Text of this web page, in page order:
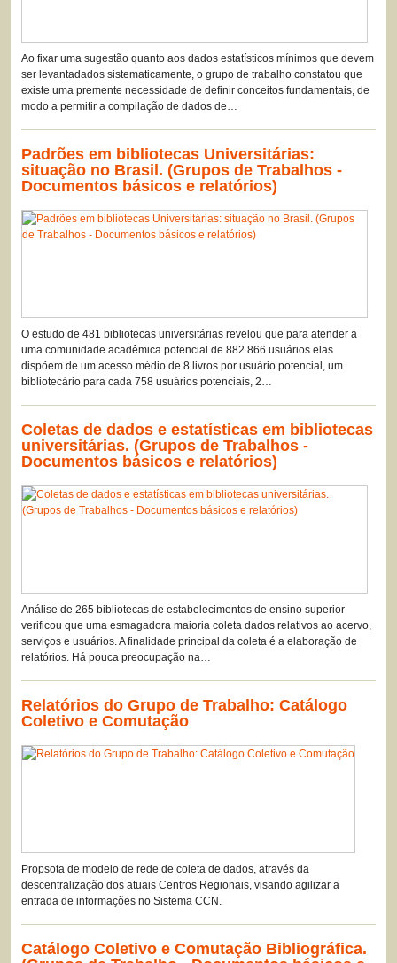
Ao fixar uma sugestão quanto aos dados estatísticos mínimos que devem
ser levantadados sistematicamente, o grupo de trabalho constatou que
existe uma premente necessidade de definir conceitos fundamentais, de
modo a permitir a compilação de dados de…
Padrões em bibliotecas Universitárias:
situação no Brasil. (Grupos de Trabalhos -
Documentos básicos e relatórios)
O estudo de 481 bibliotecas universitárias revelou que para atender a
uma comunidade acadêmica potencial de 882.866 usuários elas
dispõem de um acesso médio de 8 livros por usuário potencial, um
bibliotecário para cada 758 usuários potenciais, 2…
Coletas de dados e estatísticas em bibliotecas
universitárias. (Grupos de Trabalhos -
Documentos básicos e relatórios)
Análise de 265 bibliotecas de estabelecimentos de ensino superior
verificou que uma esmagadora maioria coleta dados relativos ao acervo,
serviços e usuários. A finalidade principal da coleta é a elaboração de
relatórios. Há pouca preocupação na…
Relatórios do Grupo de Trabalho: Catálogo
Coletivo e Comutação
Propsota de modelo de rede de coleta de dados, através da
descentralização dos atuais Centros Regionais, visando agilizar a
entrada de informações no Sistema CCN.
Catálogo Coletivo e Comutação Bibliográfica.